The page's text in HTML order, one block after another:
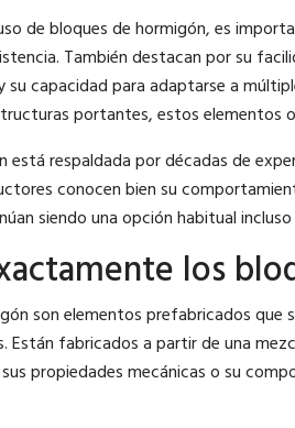
de bloques de hormigón, es
También destacan por su
capacidad para adaptarse a
portantes, estos elementos
está respaldada por décadas de
conocen bien su
siendo una opción habitual
los
son elementos prefabricados
Están fabricados a partir de una
propiedades mecánicas o su